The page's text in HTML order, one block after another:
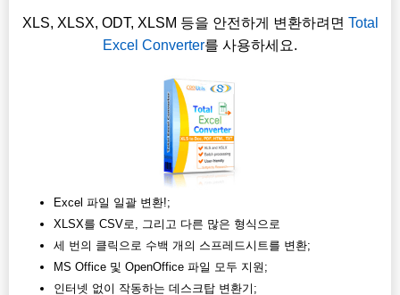
XLS, XLSX, ODT, XLSM 등을 안전하게 변환하려면 Total
Excel Converter를 사용하세요.
Excel 파일 일괄 변환!;
XLSX를 CSV로, 그리고 다른 많은 형식으로
세 번의 클릭으로 수백 개의 스프레드시트를 변환;
MS Office 및 OpenOffice 파일 모두 지원;
인터넷 없이 작동하는 데스크탑 변환기;